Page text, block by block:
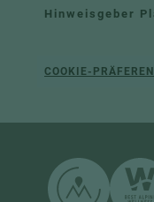
Hinweisgeber
COOKIE-